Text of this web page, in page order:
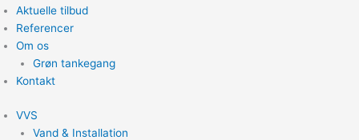
Aktuelle tilbud
Referencer
Om os
Grøn tankegang
Kontakt
VVS
Vand & Installation